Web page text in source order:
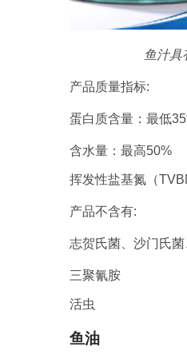
鱼汁具
产品质量指标:
蛋白质含量：最低
含水量：最高50%
挥发性盐基氮（
产品不含有:
志贺氏菌、沙门氏
三聚氰胺
活虫
鱼油